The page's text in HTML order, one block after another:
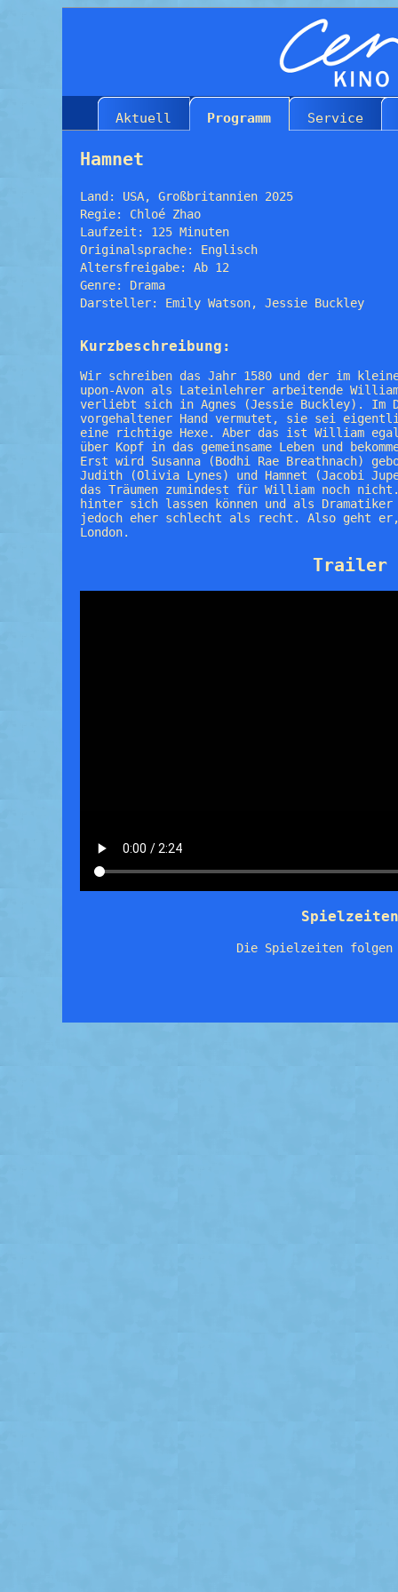
Aktuell Programm Service
Hamnet
Land: USA, Großbritannien 2025
Regie: Chloé Zhao
Laufzeit: 125 Minuten
Originalsprache: Englisch
Altersfreigabe: Ab 12
Genre: Drama
Darsteller: Emily Watson, Jessie Buckley
Kurzbeschreibung:
Wir schreiben das Jahr 1580 und der im
upon-Avon als Lateinlehrer arbeitende
verliebt sich in Agnes (Jessie Buckley). Im
vorgehaltener Hand vermutet, sie sei
eine richtige Hexe. Aber das ist William
über Kopf in das gemeinsame Leben und
Erst wird Susanna (Bodhi Rae Breathnach)
Judith (Olivia Lynes) und Hamnet (Jacobi
das Träumen zumindest für William noch
hinter sich lassen können und als
jedoch eher schlecht als recht. Also geht
London.
Trailer
Spielzeiten
Die Spielzeiten